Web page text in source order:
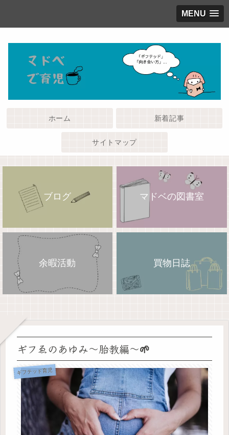
MENU
ホーム 新着記事
サイトマップ
ブログ マドベの図書室
余暇活動 買物日誌
ギフゑのあゆみ〜胎教編〜🌱
ギフテッド育児